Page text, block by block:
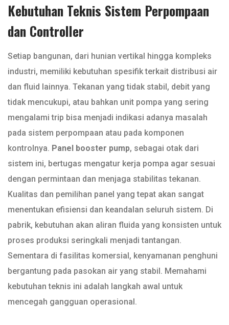
Kebutuhan Teknis Sistem Perpompaan
dan Controller
Setiap bangunan, dari hunian vertikal hingga kompleks
industri, memiliki kebutuhan spesifik terkait distribusi air
dan fluid lainnya. Tekanan yang tidak stabil, debit yang
tidak mencukupi, atau bahkan unit pompa yang sering
mengalami trip bisa menjadi indikasi adanya masalah
pada sistem perpompaan atau pada komponen
kontrolnya. Panel booster pump, sebagai otak dari
sistem ini, bertugas mengatur kerja pompa agar sesuai
dengan permintaan dan menjaga stabilitas tekanan.
Kualitas dan pemilihan panel yang tepat akan sangat
menentukan efisiensi dan keandalan seluruh sistem. Di
pabrik, kebutuhan akan aliran fluida yang konsisten untuk
proses produksi seringkali menjadi tantangan.
Sementara di fasilitas komersial, kenyamanan penghuni
bergantung pada pasokan air yang stabil. Memahami
kebutuhan teknis ini adalah langkah awal untuk
mencegah gangguan operasional.